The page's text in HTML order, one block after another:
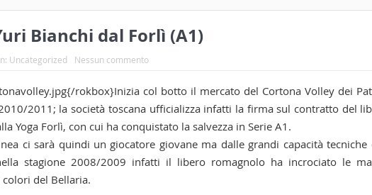
Bianchi dal Forlì (A1)
Uncategorized Nessun commento
rokbox}Inizia col botto il mercato del Cortona Volley dei
2011; la società toscana ufficializza infatti la firma sul contratto del
Yoga Forlì, con cui ha conquistato la salvezza in Serie A1.
ci sarà quindi un giocatore giovane ma dalle grandi capacità tecniche
stagione 2008/2009 infatti il libero romagnolo ha incrociato le
del Bellaria.